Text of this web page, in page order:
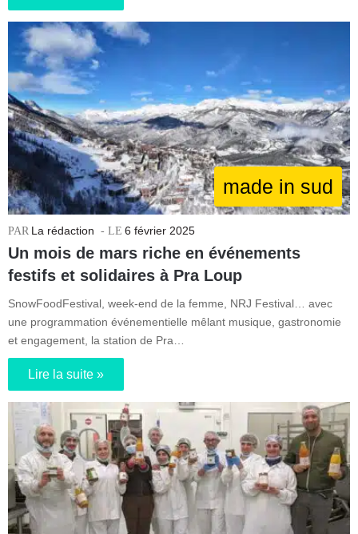
made in sud
La rédaction 6 février 2025
Un mois de mars riche en événements
festifs et solidaires à Pra Loup
SnowFoodFestival, week-end de la femme, NRJ Festival… avec
une programmation événementielle mêlant musique, gastronomie
et engagement, la station de Pra…
Lire la suite »